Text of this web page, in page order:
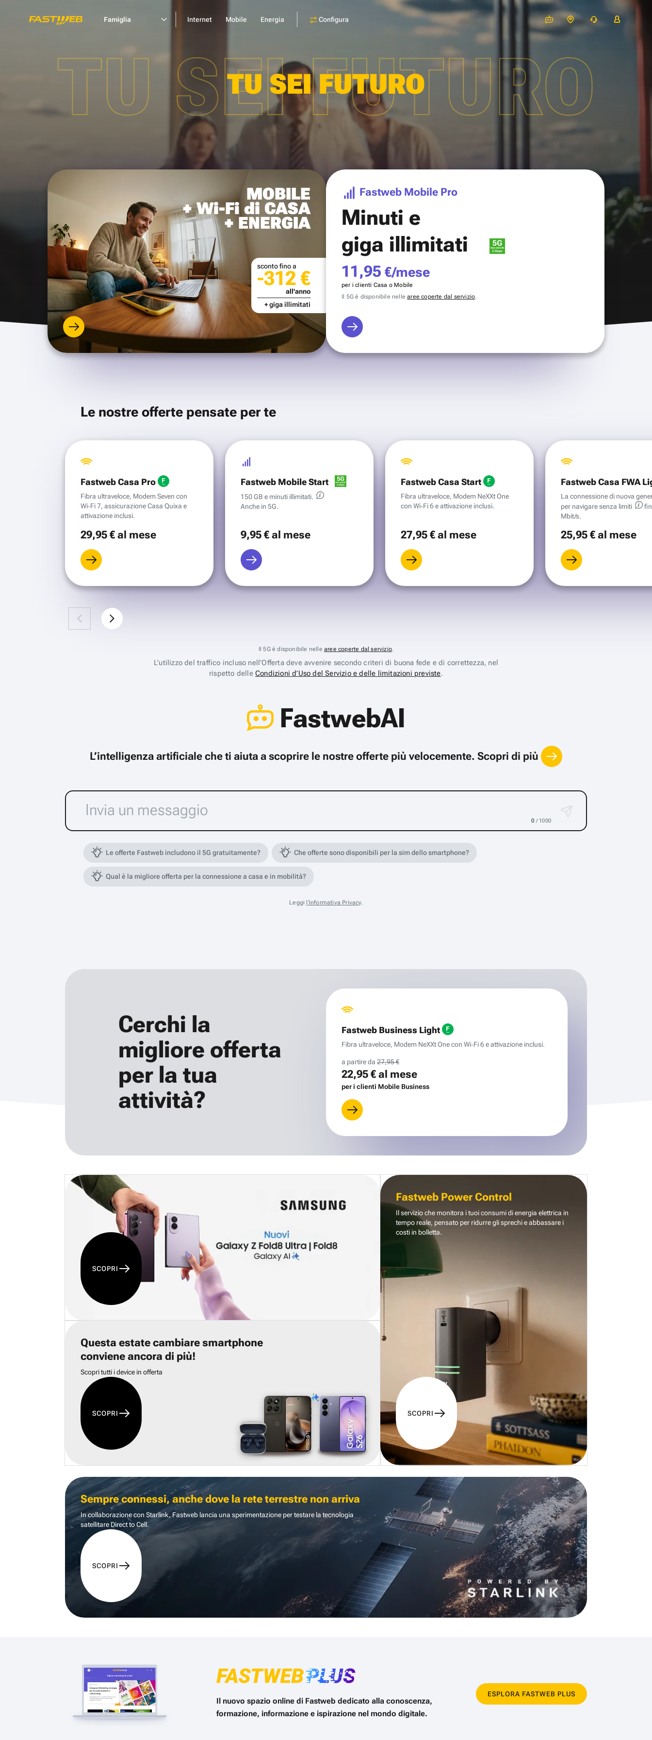
Famiglia Internet Mobile Energia Configura
TU SEI FUTURO
TU SEI FUTURO
MOBILE
+ Wi-Fi di CASA
+ ENERGIA
sconto fino a
-312 €
all'anno
+ giga illimitati
Fastweb Mobile Pro
Minuti e
giga illimitati
11,95 €/mese
per i clienti Casa o Mobile
Il 5G è disponibile nellearee coperte dal servizio.
Le nostre offerte pensate per te
Fastweb Casa Pro
Fibra ultraveloce, Modem Seven con
Wi‑Fi 7, assicurazione Casa Quixa e
attivazione inclusi.
29,95 €al mese
Fastweb Mobile Start
150 GB e minuti illimitati.
Anche in 5G.
9,95 €al mese
Fastweb Casa Start
Fibra ultraveloce, Modem NeXXt One
con Wi‑Fi 6 e attivazione inclusi.
27,95 €al mese
Fastweb Casa FWA
La connessione di nuova
per navigare senza limiti
Mbit/s.
25,95 €al mese
Il 5G è disponibile nelle aree coperte dal servizio.
L’utilizzo del traffico incluso nell’Offerta deve avvenire secondo criteri di buona fede e di correttezza, nel
rispetto delleCondizioni d’Uso del Servizio e delle limitazioni previste.
FastwebAI
L’intelligenza artificiale che ti aiuta a scoprire le nostre offerte più velocemente. Scopri di più
0 / 1000
Le offerte Fastweb includono il 5G gratuitamente? Che offerte sono disponibili per la sim dello smartphone?
Qual è la migliore offerta per la connessione a casa e in mobilità?
Leggi l'informativa Privacy.
Cerchi la
migliore offerta
per la tua
attività?
Fastweb Business Light
Fibra ultraveloce, Modem NeXXt One con Wi‑Fi 6 e attivazione inclusi.
a partire da 27,95 €
22,95 €al mese
per i clienti Mobile Business
SCOPRI
Questa estate cambiare smartphone
conviene ancora di più!
Scopri tutti i device in offerta
SCOPRI
Fastweb Power Control
Il servizio che monitora i tuoi consumi di energia elettrica in
tempo reale, pensato per ridurre gli sprechi e abbassare i
costi in bolletta.
SCOPRI
Sempre connessi, anche dove la rete terrestre non arriva
In collaborazione con Starlink, Fastweb lancia una sperimentazione per testare la tecnologia
satellitare Direct to Cell.
SCOPRI
Il nuovo spazio online di Fastweb dedicato alla conoscenza,
formazione, informazione e ispirazione nel mondo digitale.
ESPLORA FASTWEB PLUS